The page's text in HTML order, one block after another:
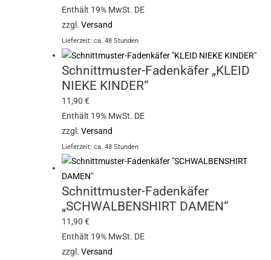
Enthält 19% MwSt. DE
zzgl.Versand
Lieferzeit: ca. 48 Stunden
Schnittmuster-Fadenkäfer „KLEID
NIEKE KINDER“
11,90€
Enthält 19% MwSt. DE
zzgl.Versand
Lieferzeit: ca. 48 Stunden
Schnittmuster-Fadenkäfer
„SCHWALBENSHIRT DAMEN“
11,90€
Enthält 19% MwSt. DE
zzgl.Versand